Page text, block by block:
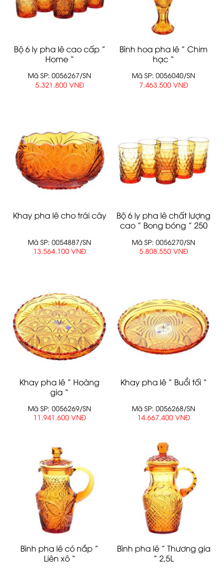
Bộ 6 ly pha lê cao cấp ”
Home “
Mã SP: 0056267/SN
5.321.800 VNĐ
Bình hoa pha lê ” Chim
hạc “
Mã SP: 0056040/SN
7.463.500 VNĐ
Khay pha lê cho trái cây
Mã SP: 0054887/SN
13.564.100 VNĐ
Bộ 6 ly pha lê chất lượng
cao ” Bong bóng ” 250
Mã SP: 0056270/SN
5.808.550 VNĐ
Khay pha lê ” Hoàng
gia “
Mã SP: 0056269/SN
11.941.600 VNĐ
Khay pha lê ” Buổi tối “
Mã SP: 0056268/SN
14.667.400 VNĐ
Bình pha lê có nắp ”
Liên xô “
Bình pha lê ” Thương gia
” 2,5L